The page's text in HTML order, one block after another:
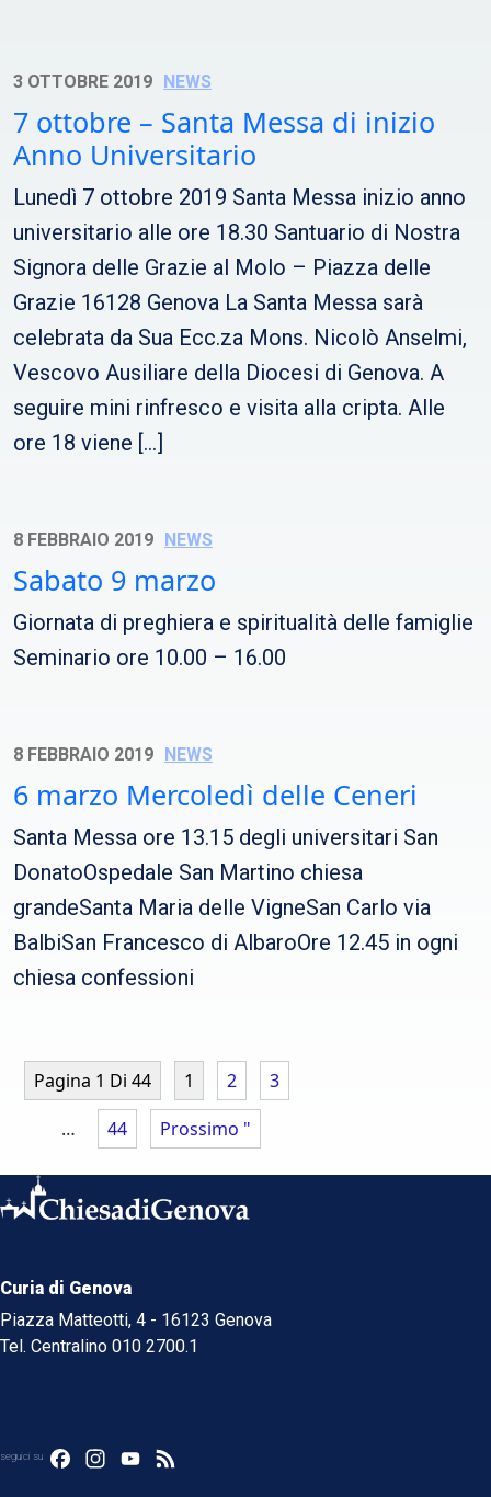
3 OTTOBRE 2019 NEWS
7 ottobre – Santa Messa di inizio
Anno Universitario
Lunedì 7 ottobre 2019 Santa Messa inizio anno
universitario alle ore 18.30 Santuario di Nostra
Signora delle Grazie al Molo – Piazza delle
Grazie 16128 Genova La Santa Messa sarà
celebrata da Sua Ecc.za Mons. Nicolò Anselmi,
Vescovo Ausiliare della Diocesi di Genova. A
seguire mini rinfresco e visita alla cripta. Alle
ore 18 viene […]
8 FEBBRAIO 2019 NEWS
Sabato 9 marzo
Giornata di preghiera e spiritualità delle famiglie
Seminario ore 10.00 – 16.00
8 FEBBRAIO 2019 NEWS
6 marzo Mercoledì delle Ceneri
Santa Messa ore 13.15 degli universitari San
DonatoOspedale San Martino chiesa
grandeSanta Maria delle VigneSan Carlo via
BalbiSan Francesco di AlbaroOre 12.45 in ogni
chiesa confessioni
Pagina 1 Di 44 1 2
3
…
44 Prossimo "
Curia di Genova
Piazza Matteotti, 4 - 16123 Genova
Tel. Centralino 010 2700.1
seguici su FacebookInstagram
YouTube